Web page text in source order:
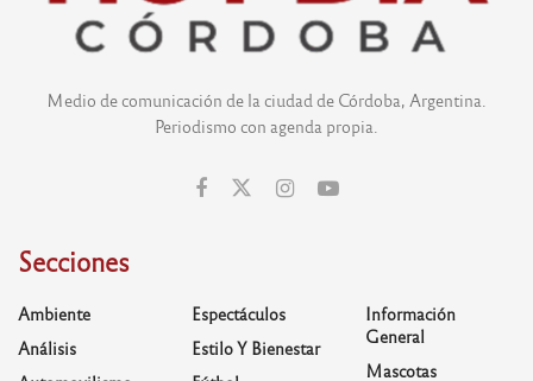
Medio de comunicación de la ciudad de Córdoba, Argentina.
Periodismo con agenda propia.
Secciones
Ambiente
Análisis
Espectáculos
Estilo Y Bienestar
Información
General
Mascotas